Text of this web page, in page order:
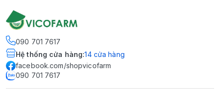
090 701 7617
Hệ thống cửa hàng:14 cửa hàng
facebook.com/shopvicofarm
090 701 7617